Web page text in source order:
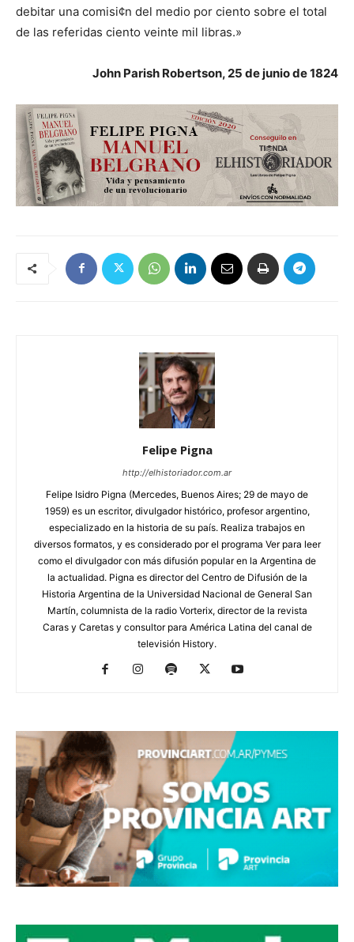
debitar una comisi¢n del medio por ciento sobre el total
de las referidas ciento veinte mil libras.»
John Parish Robertson, 25 de junio de 1824
Felipe Pigna
http://elhistoriador.com.ar
Felipe Isidro Pigna (Mercedes, Buenos Aires; 29 de mayo de
1959) es un escritor, divulgador histórico, profesor argentino,
especializado en la historia de su país. Realiza trabajos en
diversos formatos, y es considerado por el programa Ver para leer
como el divulgador con más difusión popular en la Argentina de
la actualidad. Pigna es director del Centro de Difusión de la
Historia Argentina de la Universidad Nacional de General San
Martín, columnista de la radio Vorterix, director de la revista
Caras y Caretas y consultor para América Latina del canal de
televisión History.